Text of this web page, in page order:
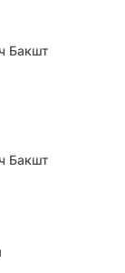
Бакшт
Бакшт